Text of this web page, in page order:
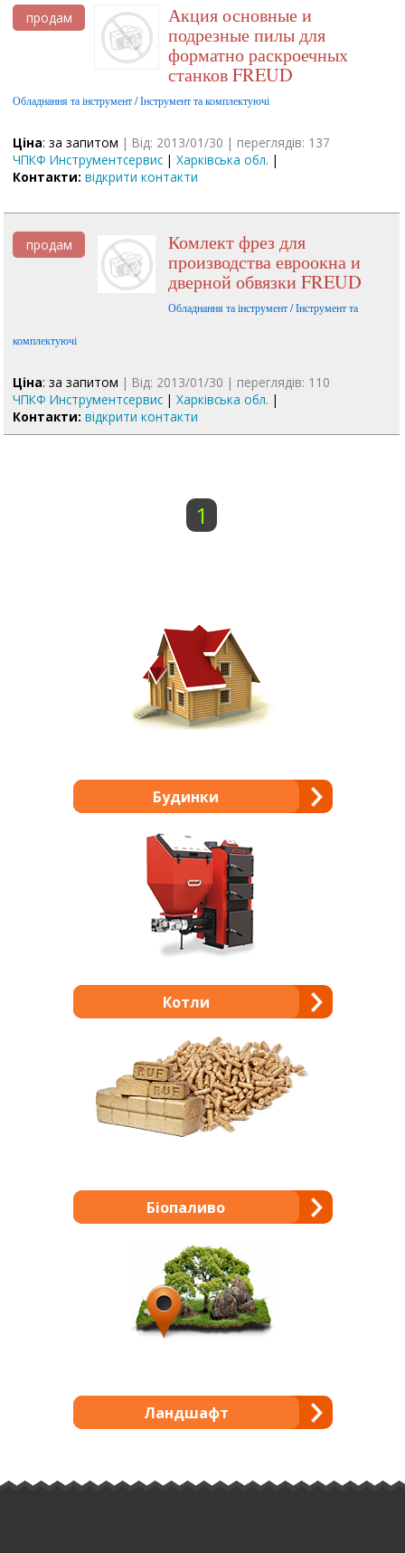
продам Акция основные и
подрезные пилы для
форматно раскроечных
станков FREUD
Обладнання та інструмент / Інструмент та комплектуючі
Ціна: за запитом | Від: 2013/01/30 | переглядів: 137
ЧПКФ Инструментсервис |Харківська обл. |
Контакти: відкрити контакти
продам Комлект фрез для
производства евроокна и
дверной обвязки FREUD
Обладнання та інструмент / Інструмент та
комплектуючі
Ціна: за запитом | Від: 2013/01/30 | переглядів: 110
ЧПКФ Инструментсервис |Харківська обл. |
Контакти: відкрити контакти
1
Будинки
Котли
Біопаливо
Ландшафт